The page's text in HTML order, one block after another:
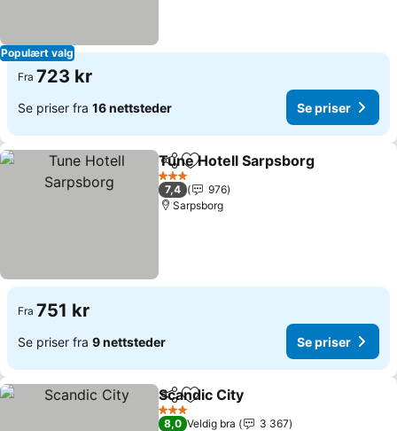
Populært valg
Fra 723 kr
Se priser fra 16 nettsteder Se priser
Del Legg til i favoritter
Tune Hotell Sarpsborg
3 Stjerner
7,4
976
Sarpsborg
Fra 751 kr
Se priser fra 9 nettsteder Se priser
Del Legg til i favoritter
Scandic City
3 Stjerner
8,0 Veldig bra
3 367